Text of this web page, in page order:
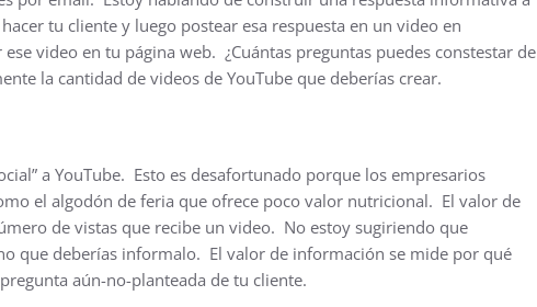
tu cliente y luego postear esa respuesta en un video en
video en tu página web. ¿Cuántas preguntas puedes constestar de
la cantidad de videos de YouTube que deberías crear.
a YouTube. Esto es desafortunado porque los empresarios
el algodón de feria que ofrece poco valor nutricional. El valor de
de vistas que recibe un video. No estoy sugiriendo que
que deberías informalo. El valor de información se mide por qué
aún-no-planteada de tu cliente.